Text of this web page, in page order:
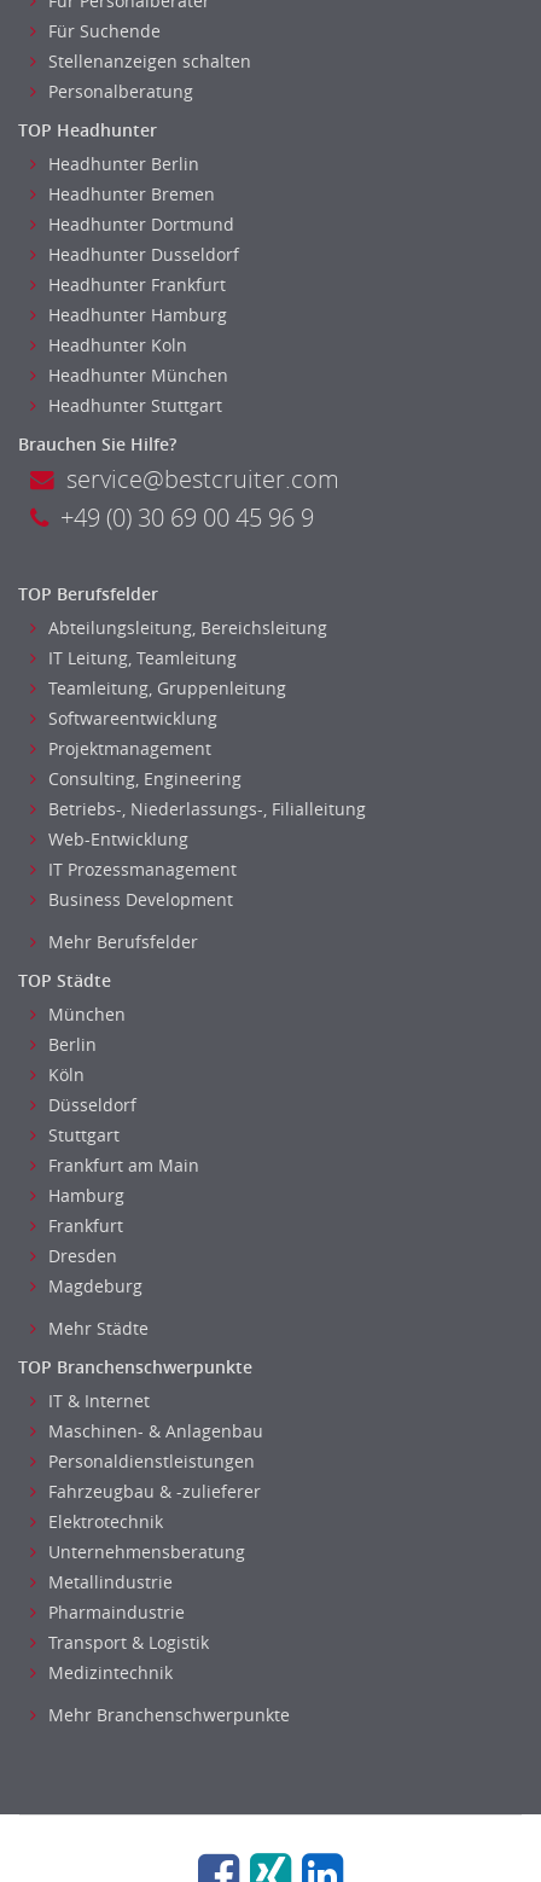
Für Suchende
Stellenanzeigen schalten
Personalberatung
TOP Headhunter
Headhunter Berlin
Headhunter Bremen
Headhunter Dortmund
Headhunter Dusseldorf
Headhunter Frankfurt
Headhunter Hamburg
Headhunter Koln
Headhunter München
Headhunter Stuttgart
Brauchen Sie Hilfe?
service@bestcruiter.com
+49 (0) 30 69 00 45 96 9
TOP Berufsfelder
Abteilungsleitung, Bereichsleitung
IT Leitung, Teamleitung
Teamleitung, Gruppenleitung
Softwareentwicklung
Projektmanagement
Consulting, Engineering
Betriebs-, Niederlassungs-, Filialleitung
Web-Entwicklung
IT Prozessmanagement
Business Development
Mehr Berufsfelder
TOP Städte
München
Berlin
Köln
Düsseldorf
Stuttgart
Frankfurt am Main
Hamburg
Frankfurt
Dresden
Magdeburg
Mehr Städte
TOP Branchenschwerpunkte
IT & Internet
Maschinen- & Anlagenbau
Personaldienstleistungen
Fahrzeugbau & -zulieferer
Elektrotechnik
Unternehmensberatung
Metallindustrie
Pharmaindustrie
Transport & Logistik
Medizintechnik
Mehr Branchenschwerpunkte